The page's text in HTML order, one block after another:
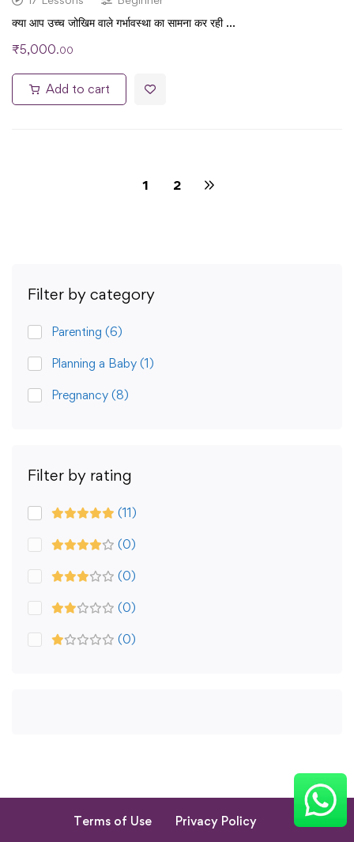
Filter by category
Parenting (6)
Planning a Baby (1)
Pregnancy (8)
Filter by rating
(11)
(0)
(0)
(0)
(0)
क्या आप उच्च जोखिम वाले गर्भावस्था का सामना कर रही …
₹5,000.00
Add to cart
1 2
Terms of Use Privacy Policy